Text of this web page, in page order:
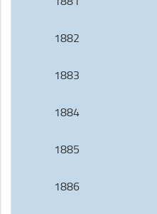
1882
1883
1884
1885
1886